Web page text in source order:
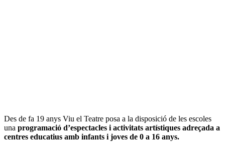
Des de fa 19 anys Viu el Teatre posa a la disposició de les escoles
una programació d’espectacles i activitats artístiques adreçada a
centres educatius amb infants i joves de 0 a 16 anys.